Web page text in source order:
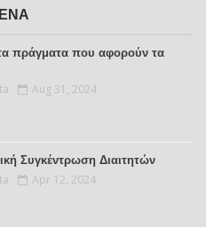
πράγματα που αφορούν τα
Aug 31, 2024
Συγκέντρωση Διαιτητών
Apr 12, 2024